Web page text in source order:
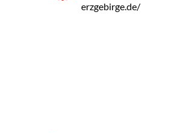
erzgebirge.de/